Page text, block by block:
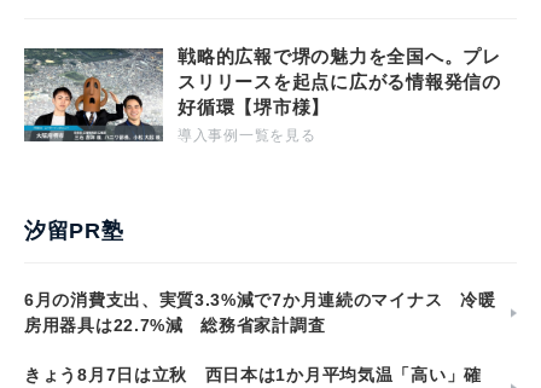
戦略的広報で堺の魅力を全国へ。プレ
スリリースを起点に広がる情報発信の
好循環【堺市様】
導入事例一覧を見る
汐留PR塾
6月の消費支出、実質3.3%減で7か月連続のマイナス 冷暖
房用器具は22.7%減 総務省家計調査
きょう8月7日は立秋 西日本は1か月平均気温「高い」確